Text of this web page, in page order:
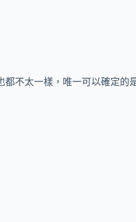
都不太一樣，唯一可以確定的